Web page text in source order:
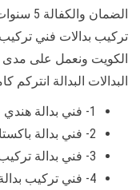
الضمان
تركيب بدالات فني
البدالات البدالة انتركم
1- فني بدالة هندي جنوب السرة
2- فني بدالة باكستاني جنوب السرة
3- فني بدالة تركيب وصيانة بدالات .
4- فني تركيب بدالة ممتاز جنوب السرة